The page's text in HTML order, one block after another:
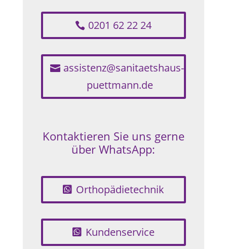
0201 62 22 24
assistenz@sanitaetshaus-
puettmann.de
Kontaktieren Sie uns gerne
über WhatsApp:
Orthopädietechnik
Kundenservice